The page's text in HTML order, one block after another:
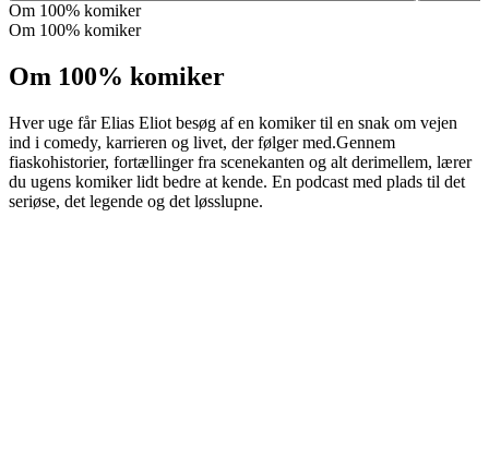
Om 100% komiker
Om 100% komiker
Om 100% komiker
Hver uge får Elias Eliot besøg af en komiker til en snak om vejen
ind i comedy, karrieren og livet, der følger med.Gennem
fiaskohistorier, fortællinger fra scenekanten og alt derimellem, lærer
du ugens komiker lidt bedre at kende. En podcast med plads til det
seriøse, det legende og det løsslupne.